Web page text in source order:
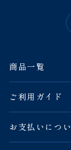
商品一覧
ご利用ガイド
お支払いにつ